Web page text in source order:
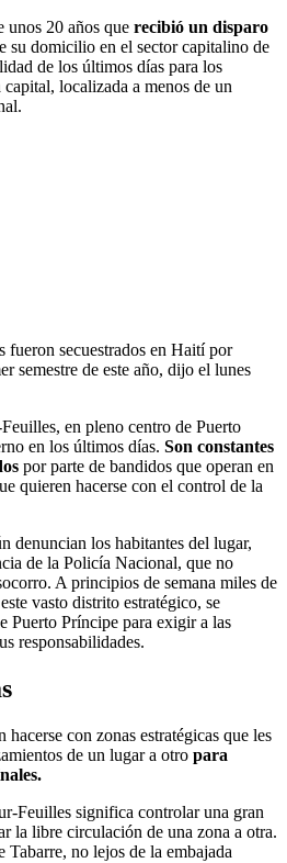
unos 20 años que recibió un disparo
su domicilio en el sector capitalino de
de los últimos días para los
capital, localizada a menos de un
fueron secuestrados en Haití por
semestre de este año, dijo el lunes
en pleno centro de Puerto
en los últimos días. Son constantes
por parte de bandidos que operan en
quieren hacerse con el control de la
denuncian los habitantes del lugar,
de la Policía Nacional, que no
A principios de semana miles de
vasto distrito estratégico, se
Puerto Príncipe para exigir a las
responsabilidades.
hacerse con zonas estratégicas que les
de un lugar a otro para
Feuilles significa controlar una gran
la libre circulación de una zona a otra.
Tabarre, no lejos de la embajada